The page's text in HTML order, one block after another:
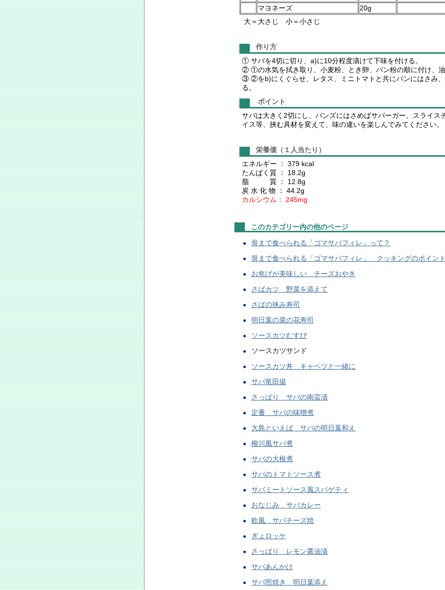
マヨネーズ
20g
大＝大さじ 小＝小さじ
作り方
① サバを4切に切り、a)に10分程度漬けて下味を付ける。
② ①の水気を拭き取り、小麦粉、とき卵、パン粉の順に付け、
③ ②をb)にくぐらせ、レタス、ミニトマトと共にパンにはさみ
る。
ポイント
サバは大きく2切にし、バンズにはさめばサバーガー。スライス
イス等、挟む具材を変えて、味の違いを楽しんでみてください。
栄養価（１人当たり）
エネルギー ： 379 kcal
たんぱく質 ： 18.2g
脂 質 ： 12.8g
炭 水 化 物 ： 44.2g
カルシウム： 245mg
このカテゴリー内の他のページ
骨まで食べられる「ゴマサバフィレ」って？
骨まで食べられる「ゴマサバフィレ」 クッキングのポイン
お焦げが美味しい チーズおやき
さばカツ 野菜を添えて
さばの挟み寿司
明日葉の菜の花寿司
ソースカツむすび
ソースカツサンド
ソースカツ丼 キャベツと一緒に
サバ竜田揚
さっぱり サバの南蛮漬
定番 サバの味噌煮
大島といえば サバの明日葉和え
柳川風サバ煮
サバの大根煮
サバのトマトソース煮
サバミートソース風スパゲティ
おなじみ サバカレー
欧風 サバチーズ焼
ぎょロッケ
さっぱり レモン醤油漬
サバあんかけ
サバ照焼き 明日葉添え